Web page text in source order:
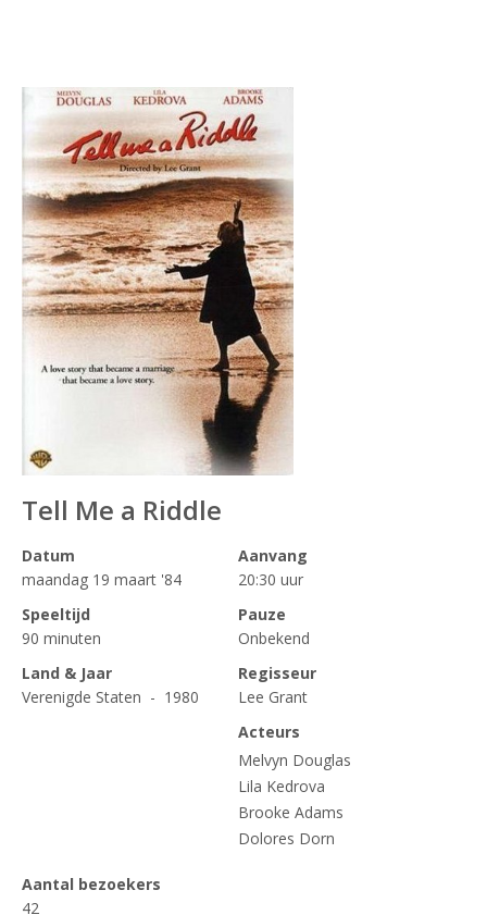
Tell Me a Riddle
Datum
maandag 19 maart '84
Aanvang
20:30 uur
Speeltijd
90 minuten
Pauze
Onbekend
Land & Jaar
Verenigde Staten - 1980
Regisseur
Lee Grant
Acteurs
Melvyn Douglas
Lila Kedrova
Brooke Adams
Dolores Dorn
Aantal bezoekers
42